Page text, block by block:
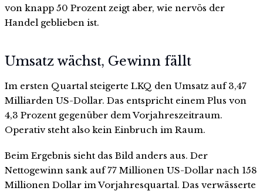
von knapp 50 Prozent zeigt aber, wie nervös der
Handel geblieben ist.
Umsatz wächst, Gewinn fällt
Im ersten Quartal steigerte LKQ den Umsatz auf 3,47
Milliarden US-Dollar. Das entspricht einem Plus von
4,3 Prozent gegenüber dem Vorjahreszeitraum.
Operativ steht also kein Einbruch im Raum.
Beim Ergebnis sieht das Bild anders aus. Der
Nettogewinn sank auf 77 Millionen US-Dollar nach 158
Millionen Dollar im Vorjahresquartal. Das verwässerte